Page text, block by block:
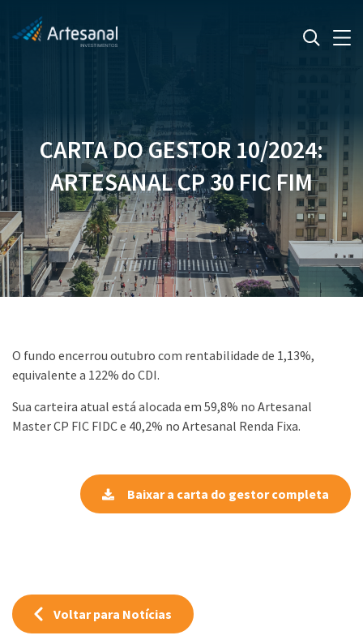
CARTA DO GESTOR 10/2024:
ARTESANAL CP 30 FIC FIM
O fundo encerrou outubro com rentabilidade de 1,13%,
equivalente a 122% do CDI.
Sua carteira atual está alocada em 59,8% no Artesanal
Master CP FIC FIDC e 40,2% no Artesanal Renda Fixa.
Baixar a carta do gestor completa
Voltar para Notícias